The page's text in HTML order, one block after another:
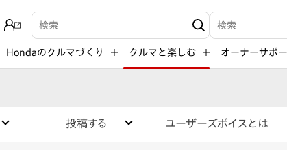
検索キーワード入力 検索キーワード入
Hondaのクルマづくり クルマと楽しむ オーナーサポ
投稿する ユーザーズボイスとは